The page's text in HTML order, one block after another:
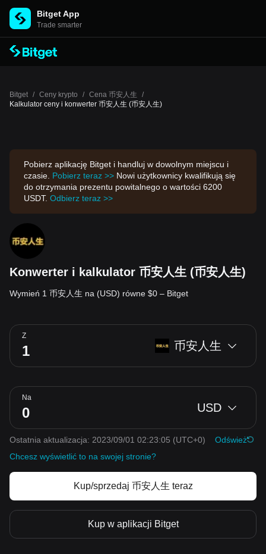
Bitget App
Trade smarter
Bitget / Ceny krypto / Cena 币安人生
/
Kalkulator ceny i konwerter 币安人生 (币安人生)
Pobierz aplikację Bitget i handluj w dowolnym miejscu i
czasie. Pobierz teraz >> Nowi użytkownicy kwalifikują się
do otrzymania prezentu powitalnego o wartości 6200
USDT. Odbierz teraz >>
Konwerter i kalkulator 币安人生 (币安人生)
Wymień 1 币安人生 na (USD) równe $0 – Bitget
Z
币安人生
Na
USD
Ostatnia aktualizacja: 2023/09/01 02:23:05 (UTC+0)
Odśwież
Chcesz wyświetlić to na swojej stronie?
Kup/sprzedaj 币安人生 teraz
Kup w aplikacji Bitget